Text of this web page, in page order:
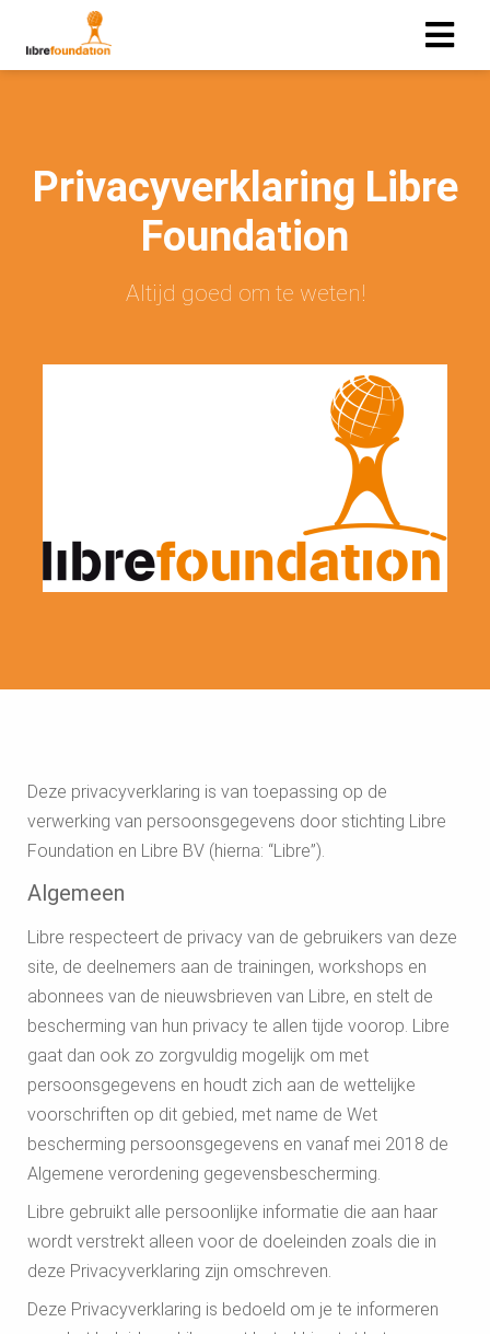
Privacyverklaring Libre
Foundation
Altijd goed om te weten!
Deze privacyverklaring is van toepassing op de
verwerking van persoonsgegevens door stichting Libre
Foundation en Libre BV (hierna: “Libre”).
Algemeen
Libre respecteert de privacy van de gebruikers van deze
site, de deelnemers aan de trainingen, workshops en
abonnees van de nieuwsbrieven van Libre, en stelt de
bescherming van hun privacy te allen tijde voorop. Libre
gaat dan ook zo zorgvuldig mogelijk om met
persoonsgegevens en houdt zich aan de wettelijke
voorschriften op dit gebied, met name de Wet
bescherming persoonsgegevens en vanaf mei 2018 de
Algemene verordening gegevensbescherming.
Libre gebruikt alle persoonlijke informatie die aan haar
wordt verstrekt alleen voor de doeleinden zoals die in
deze Privacyverklaring zijn omschreven.
Deze Privacyverklaring is bedoeld om je te informeren